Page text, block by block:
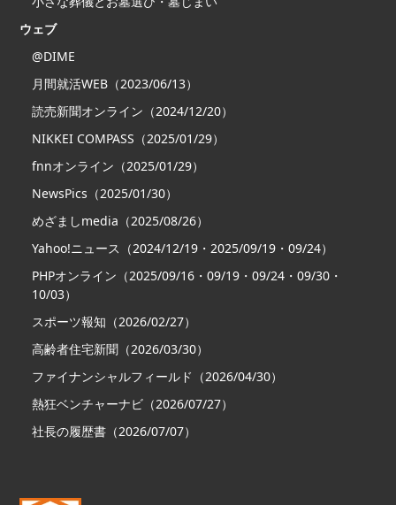
ウェブ
@DIME
月間就活WEB（2023/06/13）
読売新聞オンライン（2024/12/20）
NIKKEI COMPASS（2025/01/29）
fnnオンライン（2025/01/29）
NewsPics（2025/01/30）
めざましmedia（2025/08/26）
Yahoo!ニュース（2024/12/19・2025/09/19・09/24）
PHPオンライン（2025/09/16・09/19・09/24・09/30・
10/03）
スポーツ報知（2026/02/27）
高齢者住宅新聞（2026/03/30）
ファイナンシャルフィールド（2026/04/30）
熱狂ベンチャーナビ（2026/07/27）
社長の履歴書（2026/07/07）